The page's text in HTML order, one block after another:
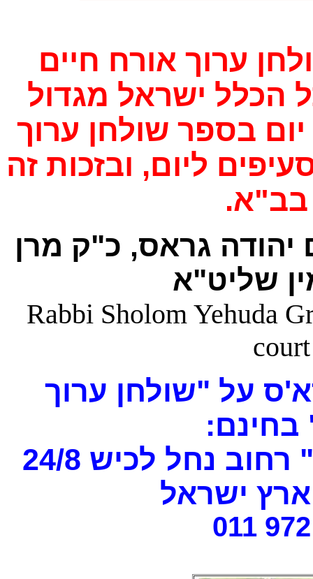
ערוך אורח חיים
הכלל ישראל מגדול
בספר שולחן ערוך
ליום, ובזכות זה
בב"א.
יהודה גראס, כ"ק מרן
שליט"א
Rabbi Sholom Yehuda
על "שולחן ערוך
בחינם:
נחל לכיש 24/8
ישראל
011